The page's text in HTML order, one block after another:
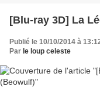
[Blu-ray 3D] La
Publié le 10/10/2014 à
Par le loup celeste